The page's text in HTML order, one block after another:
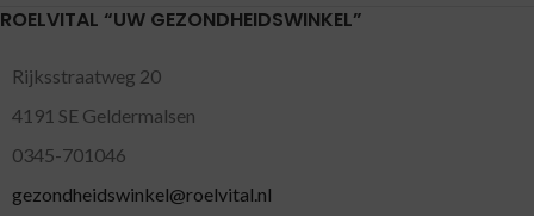
ROELVITAL “UW GEZONDHEIDSWINKEL”
Rijksstraatweg 20
4191 SE Geldermalsen
0345-701046
gezondheidswinkel@roelvital.nl